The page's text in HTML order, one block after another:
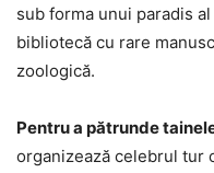
sub forma unui paradis
bibliotecă cu rare
zoologică.
Pentru a pătrunde
organizează celebrul tur